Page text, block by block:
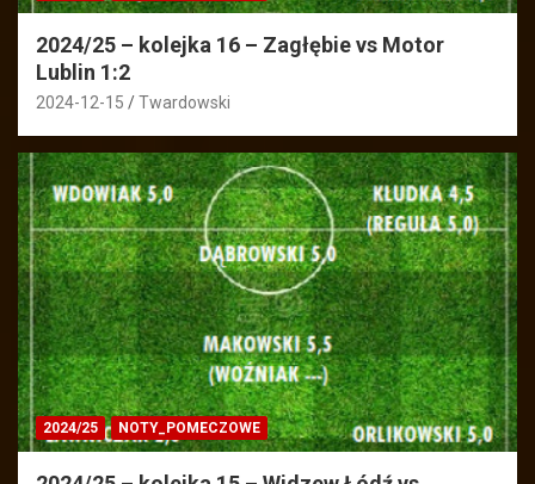
2024/25 – kolejka 16 – Zagłębie vs Motor
Lublin 1:2
2024-12-15 Twardowski
2024/25 NOTY_POMECZOWE